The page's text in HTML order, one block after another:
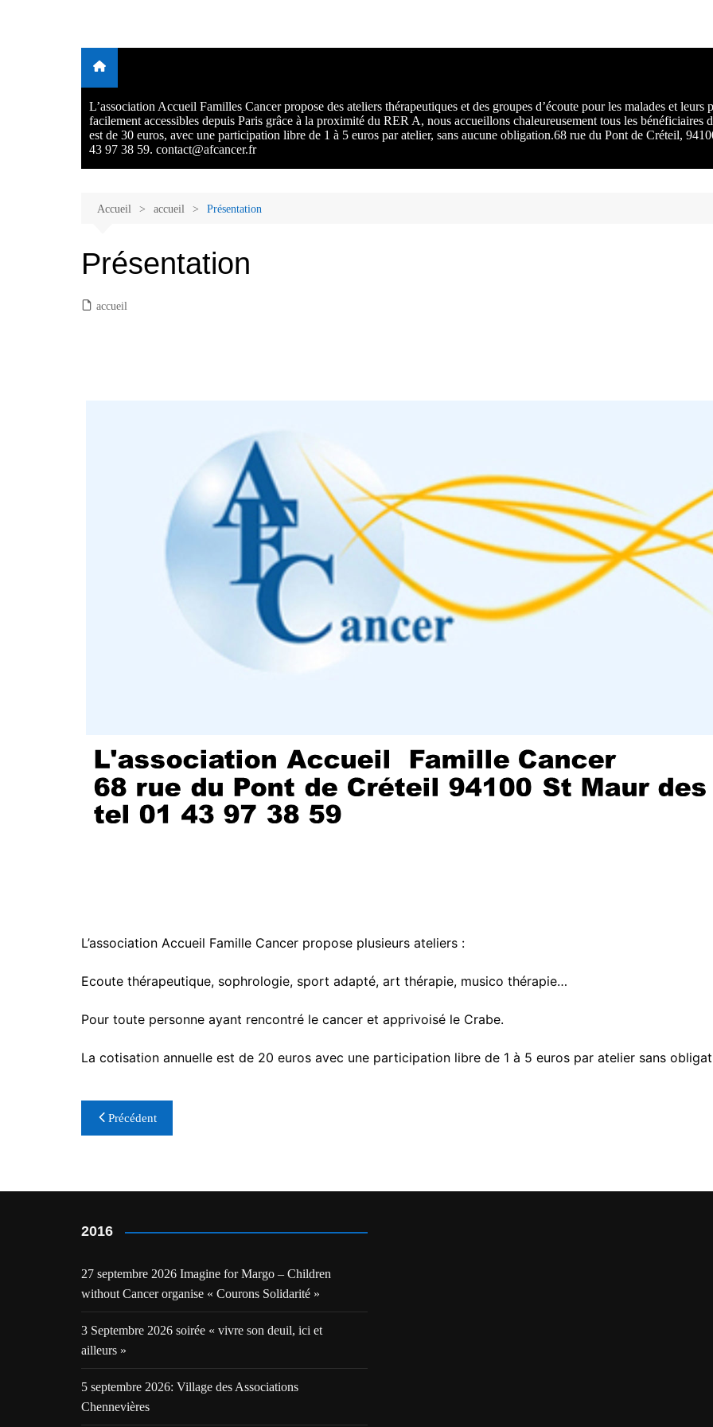
avec et après le cancer
Ecoute thérapeutique, sophrologie, sport adapté, art thérapie,
musico thérapie… . L'adhésion annuelle est de 30 euros avec une
participation libre de 1 à 5 euros par atelier sans obligation.
L’association Accueil Familles Cancer propose des ateliers thérapeutiques et des groupes d’écoute pour les malades et leurs
facilement accessibles depuis Paris grâce à la proximité du RER A, nous accueillons chaleureusement tous les bénéficiaires
est de 30 euros, avec une participation libre de 1 à 5 euros par atelier, sans aucune obligation.68 rue du Pont de Créteil,
43 97 38 59. contact@afcancer.fr
Accueil accueil Présentation
Présentation
accueil
L’association Accueil Famille Cancer propose plusieurs ateliers :
Ecoute thérapeutique, sophrologie, sport adapté, art thérapie, musico thérapie…
Pour toute personne ayant rencontré le cancer et apprivoisé le Crabe.
La cotisation annuelle est de 20 euros avec une participation libre de 1 à 5 euros par atelier sans
Navigation
de
Précédent
2016
27 septembre 2026 Imagine for Margo – Children
without Cancer organise « Courons Solidarité »
3 Septembre 2026 soirée « vivre son deuil, ici et
ailleurs »
5 septembre 2026: Village des Associations
Chennevières